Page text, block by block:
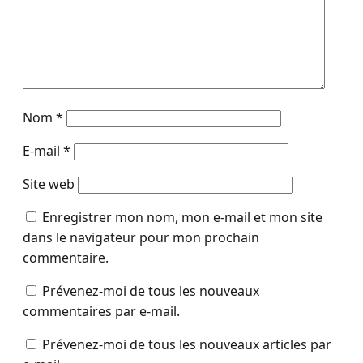
Nom *
E-mail *
Site web
Enregistrer mon nom, mon e-mail et mon site
dans le navigateur pour mon prochain
commentaire.
Prévenez-moi de tous les nouveaux
commentaires par e-mail.
Prévenez-moi de tous les nouveaux articles par